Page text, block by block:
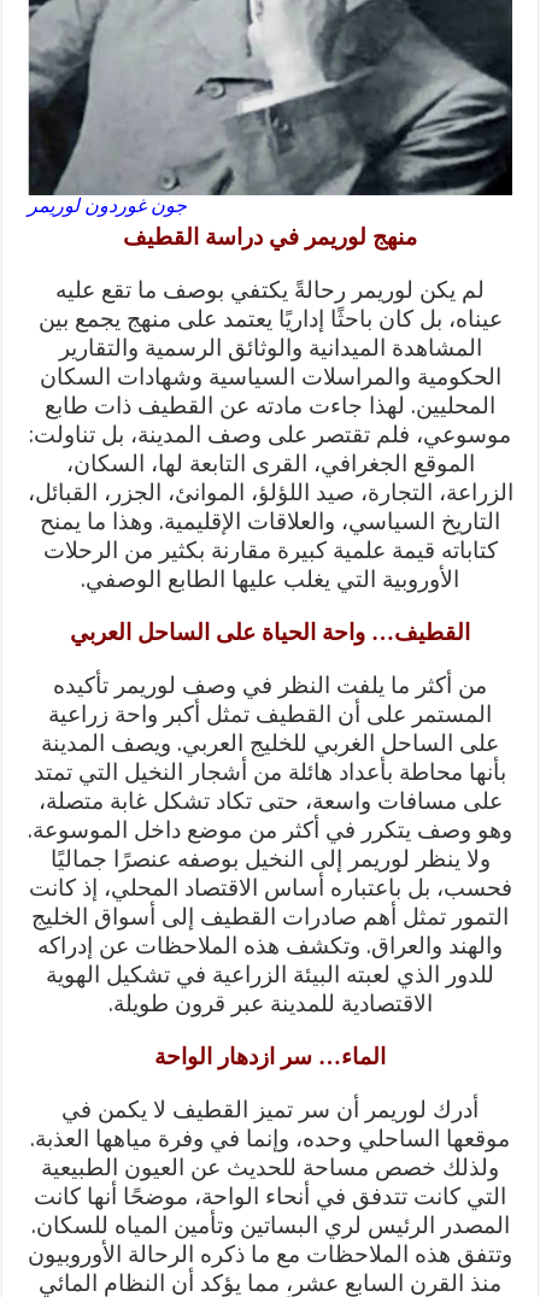
جون غوردون لوريمر
منهج لوريمر في دراسة القطيف
لم يكن لوريمر رحالةً يكتفي بوصف ما تقع عليه
عيناه، بل كان باحثًا إداريًا يعتمد على منهج يجمع بين
المشاهدة الميدانية والوثائق الرسمية والتقارير
الحكومية والمراسلات السياسية وشهادات السكان
المحليين. لهذا جاءت مادته عن القطيف ذات طابع
موسوعي، فلم تقتصر على وصف المدينة، بل تناولت:
الموقع الجغرافي، القرى التابعة لها، السكان،
الزراعة، التجارة، صيد اللؤلؤ، الموانئ، الجزر، القبائل،
التاريخ السياسي، والعلاقات الإقليمية. وهذا ما يمنح
كتاباته قيمة علمية كبيرة مقارنة بكثير من الرحلات
الأوروبية التي يغلب عليها الطابع الوصفي.
القطيف… واحة الحياة على الساحل العربي
من أكثر ما يلفت النظر في وصف لوريمر تأكيده
المستمر على أن القطيف تمثل أكبر واحة زراعية
على الساحل الغربي للخليج العربي. ويصف المدينة
بأنها محاطة بأعداد هائلة من أشجار النخيل التي تمتد
على مسافات واسعة، حتى تكاد تشكل غابة متصلة،
وهو وصف يتكرر في أكثر من موضع داخل الموسوعة.
ولا ينظر لوريمر إلى النخيل بوصفه عنصرًا جماليًا
فحسب، بل باعتباره أساس الاقتصاد المحلي، إذ كانت
التمور تمثل أهم صادرات القطيف إلى أسواق الخليج
والهند والعراق. وتكشف هذه الملاحظات عن إدراكه
للدور الذي لعبته البيئة الزراعية في تشكيل الهوية
الاقتصادية للمدينة عبر قرون طويلة.
الماء… سر ازدهار الواحة
أدرك لوريمر أن سر تميز القطيف لا يكمن في
موقعها الساحلي وحده، وإنما في وفرة مياهها العذبة.
ولذلك خصص مساحة للحديث عن العيون الطبيعية
التي كانت تتدفق في أنحاء الواحة، موضحًا أنها كانت
المصدر الرئيس لري البساتين وتأمين المياه للسكان.
وتتفق هذه الملاحظات مع ما ذكره الرحالة الأوروبيون
منذ القرن السابع عشر، مما يؤكد أن النظام المائي